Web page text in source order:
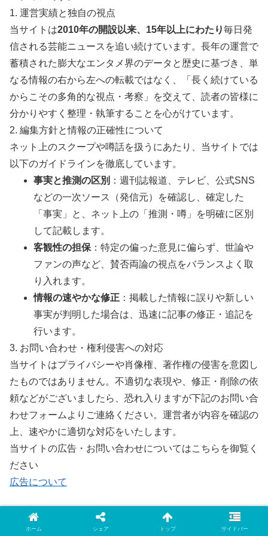
1. 運営実績と独自の視点
当サイトは2010年の開設以来、15年以上にわたり毎日発
信される芸能ニュースを追い続けています。長年の運営で
蓄積された膨大なエンタメ界のデータと歴史に基づき、単
なる情報の右から左への転載ではなく、「長く続けている
からこその多角的な視点・考察」を交えて、読者の皆様に
分かりやすく整理・執筆することを心がけています。
2. 編集方針と情報の正確性について
ネット上のスクープや噂話を扱うにあたり、当サイトでは
以下のガイドラインを徹底しています。
事実と推測の区別 ：週刊誌報道、テレビ、公式SNS
などの一次ソース（発信元）を確認し、確定した
「事実」と、ネット上の「推測・噂」を明確に区別
して記載します。
客観性の担保 ：特定の偏った意見に偏らず、世論や
ファンの声など、賛否両論の視点をバランスよく取
り入れます。
情報の速やかな修正 ：掲載した情報に誤りや新しい
事実が判明した場合は、迅速に記事の修正・追記を
行います。
3. お問い合わせ・権利侵害への対応
当サイトはプライバシーや肖像権、著作権の侵害を意図し
たものではありません。不適切な表現や、修正・削除の依
頼などがございましたら、恐れ入りますが下記のお問い合
わせフォームよりご連絡ください。運営者が内容を確認の
上、速やかに適切な対応をいたします。
当サイトの広告・お問い合わせについてはこちらを御覧く
ださい
広告について
ホーム シェア トップ サイドバー